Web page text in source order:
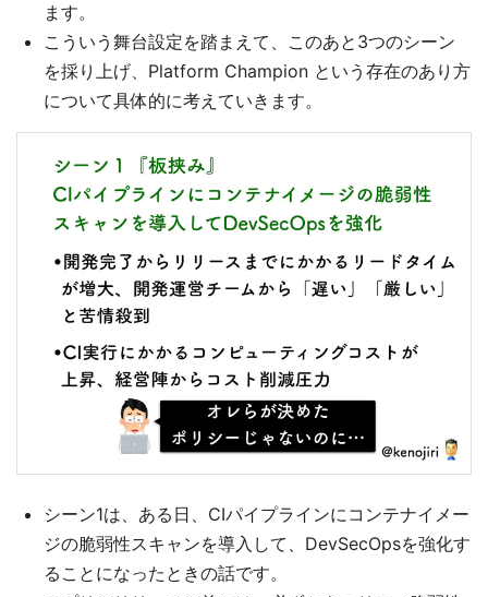
ます。
こういう舞台設定を踏まえて、このあと3つのシーン
を採り上げ、Platform Champion という存在のあり方
について具体的に考えていきます。
シーン1は、ある日、CIパイプラインにコンテナイメー
ジの脆弱性スキャンを導入して、DevSecOpsを強化す
ることになったときの話です。